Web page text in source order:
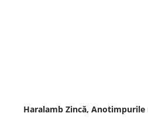
Haralamb Zincă,